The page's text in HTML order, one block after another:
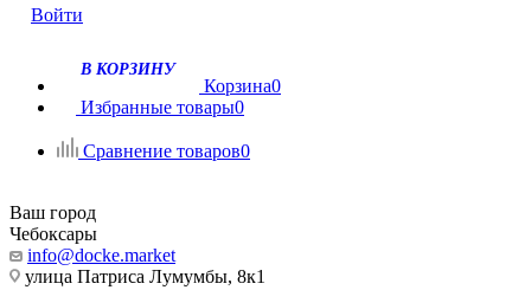
Войти
В КОРЗИНУ
Корзина0
Избранные товары0
Сравнение товаров0
Ваш город
Чебоксары
info@docke.market
улица Патриса Лумумбы, 8к1